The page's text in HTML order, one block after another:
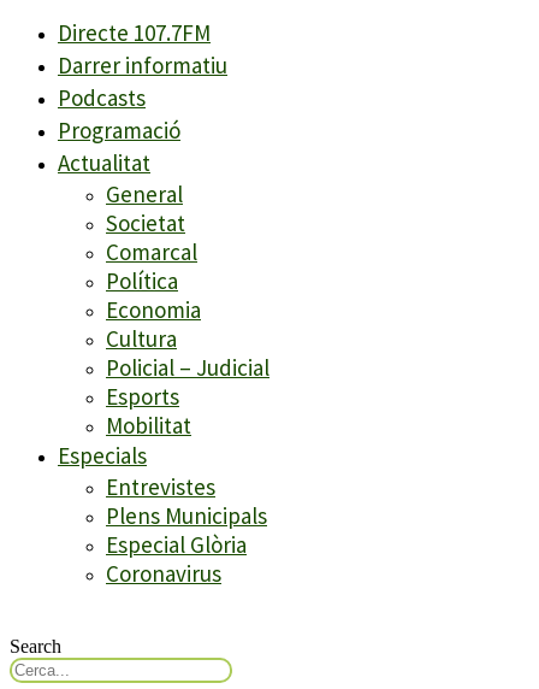
Directe 107.7FM
Darrer informatiu
Podcasts
Programació
Actualitat
General
Societat
Comarcal
Política
Economia
Cultura
Policial – Judicial
Esports
Mobilitat
Especials
Entrevistes
Plens Municipals
Especial Glòria
Coronavirus
Search